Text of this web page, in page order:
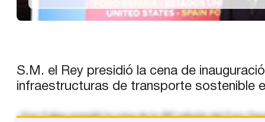
S.M. el Rey presidió la cena de
infraestructuras de transporte sostenible
«Don Felipe presidió la cena de la 28ª edición del Foro